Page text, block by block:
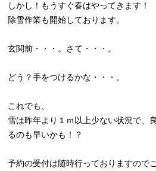
しかし！もうすぐ春はやってきます！
除雪作業も開始しております。
玄関前・・・。さて・・・。
どう？手をつけるかな・・・。
これでも、
雪は昨年より１ｍ以上少ない状況で、
るのも早いかも！？
予約の受付は随時行っておりますので